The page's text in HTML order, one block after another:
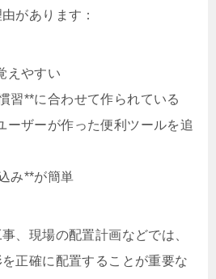
があります：
えやすい
習**に合わせて作られている
ーザーが作った便利ツールを追
み**が簡単
、現場の配置計画などでは、
正確に配置することが重要な